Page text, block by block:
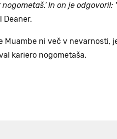
In on je odgovoril:
Deaner.
Muambe ni več v nevarnosti,
kariero nogometaša.